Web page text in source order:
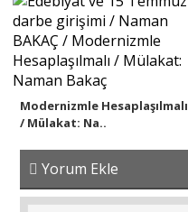
Modernizmle Hesaplaşılmalı
/ Mülakat: Na..
Yorum Ekle